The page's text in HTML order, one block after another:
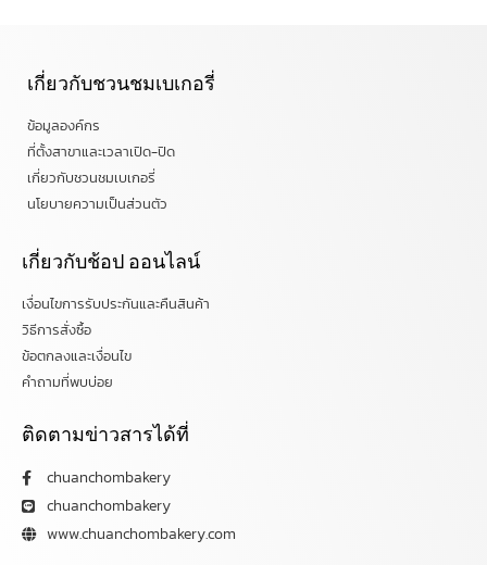
เกี่ยวกับชวนชมเบเกอรี่
ข้อมูลองค์กร
ที่ตั้งสาขาและเวลาเปิด-ปิด
เกี่ยวกับชวนชมเบเกอรี่
นโยบายความเป็นส่วนตัว
เกี่ยวกับช้อป ออนไลน์
เงื่อนไขการรับประกันและคืนสินค้า
วิธีการสั่งซื้อ
ข้อตกลงและเงื่อนไข
คำถามที่พบบ่อย
ติดตามข่าวสารได้ที่
chuanchombakery
chuanchombakery
www.chuanchombakery.com